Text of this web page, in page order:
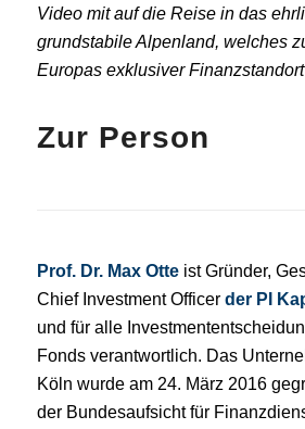
Video mit auf die Reise in das
grundstabile Alpenland, welches
Europas exklusiver
Zur Person
Prof. Dr. Max Otteist Gründer,
Chief Investment Officer der PI
und für alle
Fonds verantwortlich. Das
Köln wurde am 24. März 2016
der Bundesaufsicht für